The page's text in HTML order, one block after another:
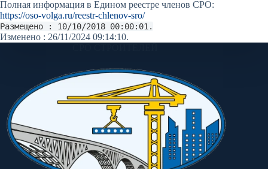
Полная информация в Едином реестре членов СРО:
https://oso-volga.ru/reestr-chlenov-sro/
Размещено : 10/10/2018 00:00:01.
Изменено : 26/11/2024 09:14:10.